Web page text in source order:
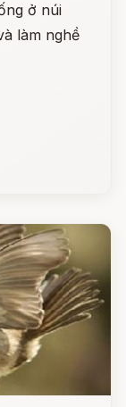
ở núi
làm nghề